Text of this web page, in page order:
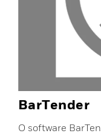
BarTender
O software